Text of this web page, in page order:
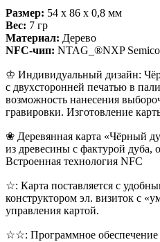
Размер: 54 x 86 x 0,8 мм
Вес: 7 гр
Материал: Дерево
NFC-чип: NTAG_®NXP
♔ Индивидуальный дизайн:
с двухсторонней печатью в
возможность нанесения
гравировки. Изготовление
❀ Деревянная карта «Чёрный
из древесины с фактурой дуба,
Встроенная технология NFC
☆: Карта поставляется с
конструктором эл. визиток с
управления картой.
☆☆: Программное обеспечение